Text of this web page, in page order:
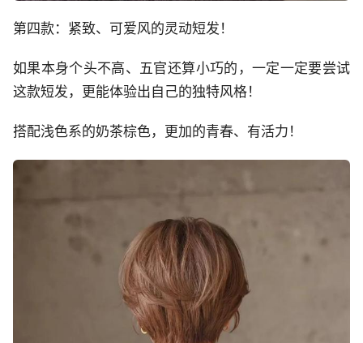
第四款：紧致、可爱风的灵动短发！
如果本身个头不高、五官还算小巧的，一定一定要尝试
这款短发，更能体验出自己的独特风格！
搭配浅色系的奶茶棕色，更加的青春、有活力！